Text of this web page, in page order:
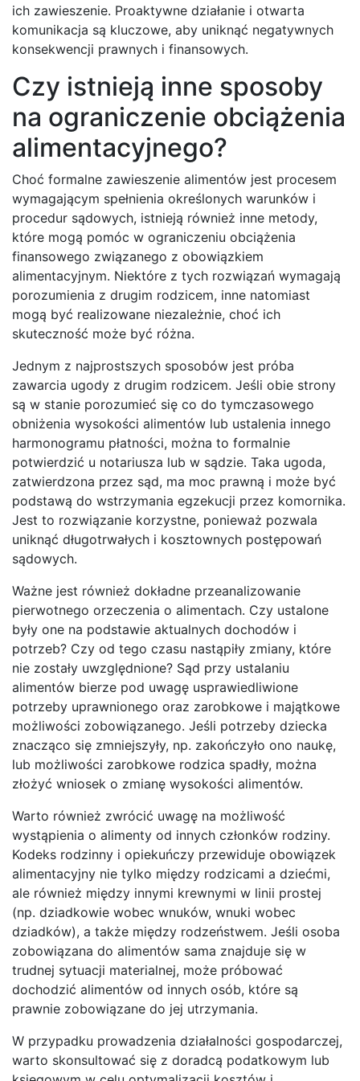
ich zawieszenie. Proaktywne działanie i otwarta
komunikacja są kluczowe, aby uniknąć negatywnych
konsekwencji prawnych i finansowych.
Czy istnieją inne sposoby
na ograniczenie obciążenia
alimentacyjnego?
Choć formalne zawieszenie alimentów jest procesem
wymagającym spełnienia określonych warunków i
procedur sądowych, istnieją również inne metody,
które mogą pomóc w ograniczeniu obciążenia
finansowego związanego z obowiązkiem
alimentacyjnym. Niektóre z tych rozwiązań wymagają
porozumienia z drugim rodzicem, inne natomiast
mogą być realizowane niezależnie, choć ich
skuteczność może być różna.
Jednym z najprostszych sposobów jest próba
zawarcia ugody z drugim rodzicem. Jeśli obie strony
są w stanie porozumieć się co do tymczasowego
obniżenia wysokości alimentów lub ustalenia innego
harmonogramu płatności, można to formalnie
potwierdzić u notariusza lub w sądzie. Taka ugoda,
zatwierdzona przez sąd, ma moc prawną i może być
podstawą do wstrzymania egzekucji przez komornika.
Jest to rozwiązanie korzystne, ponieważ pozwala
uniknąć długotrwałych i kosztownych postępowań
sądowych.
Ważne jest również dokładne przeanalizowanie
pierwotnego orzeczenia o alimentach. Czy ustalone
były one na podstawie aktualnych dochodów i
potrzeb? Czy od tego czasu nastąpiły zmiany, które
nie zostały uwzględnione? Sąd przy ustalaniu
alimentów bierze pod uwagę usprawiedliwione
potrzeby uprawnionego oraz zarobkowe i majątkowe
możliwości zobowiązanego. Jeśli potrzeby dziecka
znacząco się zmniejszyły, np. zakończyło ono naukę,
lub możliwości zarobkowe rodzica spadły, można
złożyć wniosek o zmianę wysokości alimentów.
Warto również zwrócić uwagę na możliwość
wystąpienia o alimenty od innych członków rodziny.
Kodeks rodzinny i opiekuńczy przewiduje obowiązek
alimentacyjny nie tylko między rodzicami a dziećmi,
ale również między innymi krewnymi w linii prostej
(np. dziadkowie wobec wnuków, wnuki wobec
dziadków), a także między rodzeństwem. Jeśli osoba
zobowiązana do alimentów sama znajduje się w
trudnej sytuacji materialnej, może próbować
dochodzić alimentów od innych osób, które są
prawnie zobowiązane do jej utrzymania.
W przypadku prowadzenia działalności gospodarczej,
warto skonsultować się z doradcą podatkowym lub